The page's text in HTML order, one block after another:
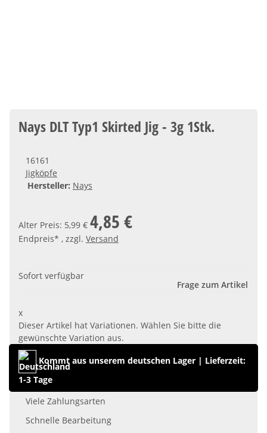
Nays DLT Typ1 Skirted Jig - 3g 1Stk.
16161
Jigköpfe
Hersteller: Nays
Alter Preis: 5,99 € 4,85 €
Endpreis* , zzgl. Versand
Sofort verfügbar
Frage zum Artikel
x
Dieser Artikel hat Variationen. Wählen Sie bitte die
gewünschte Variation aus.
Kommt aus unserem deutschen Lager | Lieferzeit:
1-3 Tage
Viele Zahlungsarten
Schnelle Bearbeitung